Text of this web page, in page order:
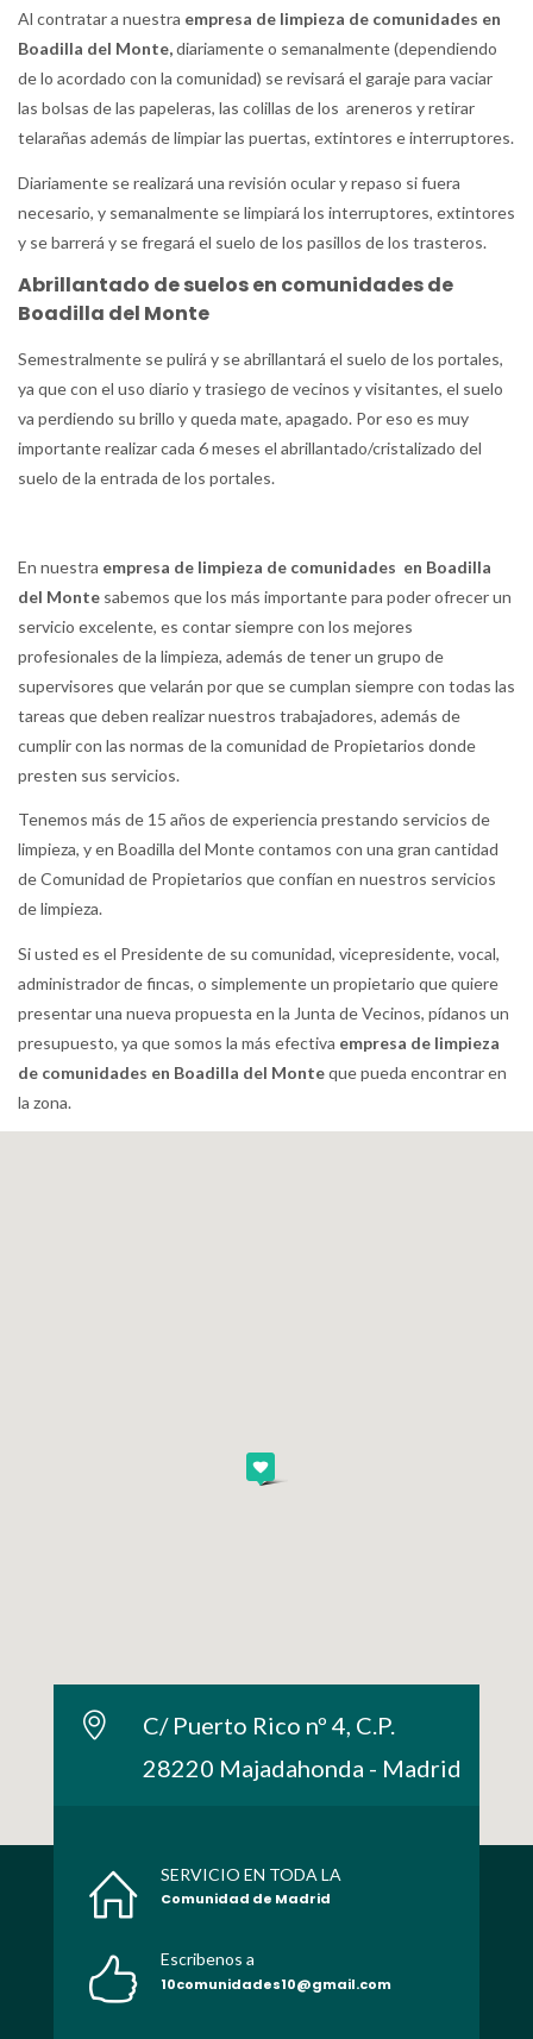
Al contratar a nuestra empresa de limpieza de comunidades en
Boadilla del Monte,diariamente o semanalmente (dependiendo
de lo acordado con la comunidad) se revisará el garaje para vaciar
las bolsas de las papeleras, las colillas de los areneros y retirar
telarañas además de limpiar las puertas, extintores e interruptores.
Diariamente se realizará una revisión ocular y repaso si fuera
necesario, y semanalmente se limpiará los interruptores, extintores
y se barrerá y se fregará el suelo de los pasillos de los trasteros.
Abrillantado de suelos en comunidades de
Boadilla del Monte
Semestralmente se pulirá y se abrillantará el suelo de los portales,
ya que con el uso diario y trasiego de vecinos y visitantes, el suelo
va perdiendo su brillo y queda mate, apagado. Por eso es muy
importante realizar cada 6 meses el abrillantado/cristalizado del
suelo de la entrada de los portales.
En nuestra empresa de limpieza de comunidades en Boadilla
del Monte sabemos que los más importante para poder ofrecer un
servicio excelente, es contar siempre con los mejores
profesionales de la limpieza, además de tener un grupo de
supervisores que velarán por que se cumplan siempre con todas las
tareas que deben realizar nuestros trabajadores, además de
cumplir con las normas de la comunidad de Propietarios donde
presten sus servicios.
Tenemos más de 15 años de experiencia prestando servicios de
limpieza, y en Boadilla del Monte contamos con una gran cantidad
de Comunidad de Propietarios que confían en nuestros servicios
de limpieza.
Si usted es el Presidente de su comunidad, vicepresidente, vocal,
administrador de fincas, o simplemente un propietario que quiere
presentar una nueva propuesta en la Junta de Vecinos, pídanos un
presupuesto, ya que somos la más efectiva empresa de limpieza
de comunidades en Boadilla del Monteque pueda encontrar en
la zona.
C/ Puerto Rico nº 4, C.P.
28220 Majadahonda - Madrid
SERVICIO EN TODA LA
Comunidad de Madrid
Escribenos a
10comunidades10@gmail.com